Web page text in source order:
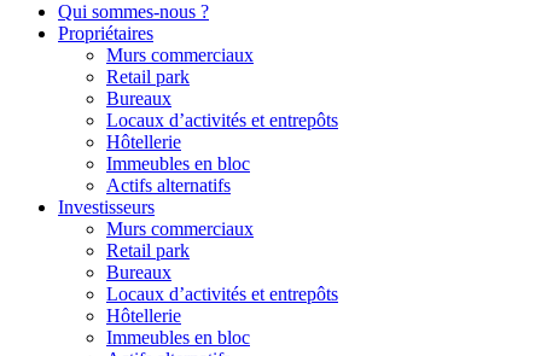
Qui sommes-nous ?
Propriétaires
Murs commerciaux
Retail park
Bureaux
Locaux d’activités et entrepôts
Hôtellerie
Immeubles en bloc
Actifs alternatifs
Investisseurs
Murs commerciaux
Retail park
Bureaux
Locaux d’activités et entrepôts
Hôtellerie
Immeubles en bloc